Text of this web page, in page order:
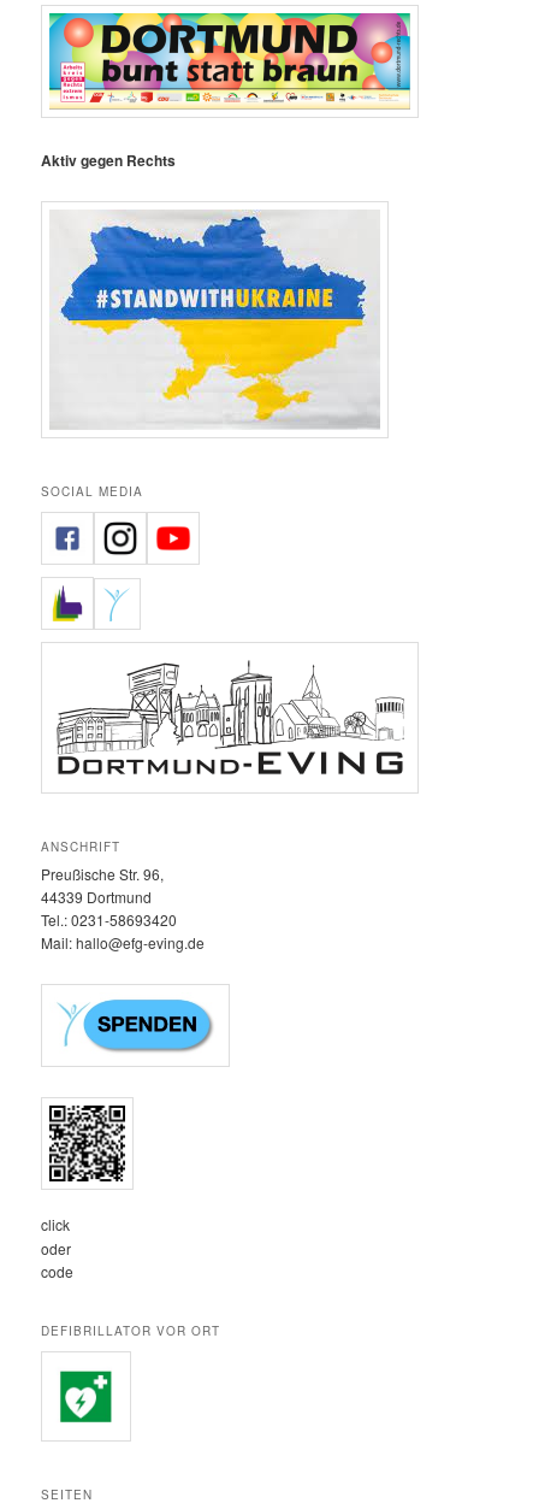
Aktiv gegen Rechts
SOCIAL MEDIA
ANSCHRIFT
Preußische Str. 96,
44339 Dortmund
Tel.: 0231-58693420‬
Mail: hallo@efg-eving.de
click
oder
code
DEFIBRILLATOR VOR ORT
SEITEN